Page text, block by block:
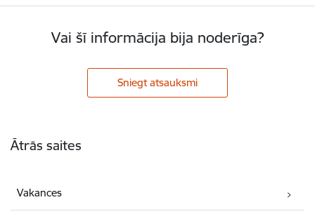
Vai šī informācija bija noderīga?
Sniegt atsauksmi
Ātrās saites
Vakances